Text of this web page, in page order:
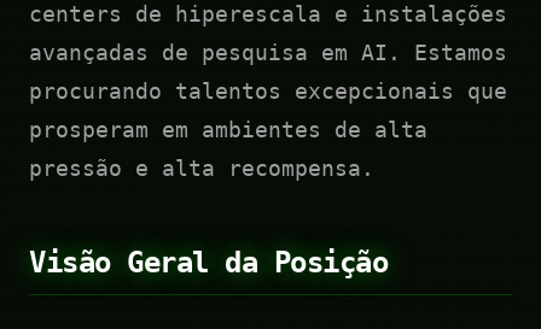
centers de hiperescala e instalações
avançadas de pesquisa em AI. Estamos
procurando talentos excepcionais que
prosperam em ambientes de alta
pressão e alta recompensa.
Visão Geral da Posição